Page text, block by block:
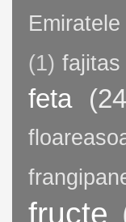
(1) fajitas
feta
fructe